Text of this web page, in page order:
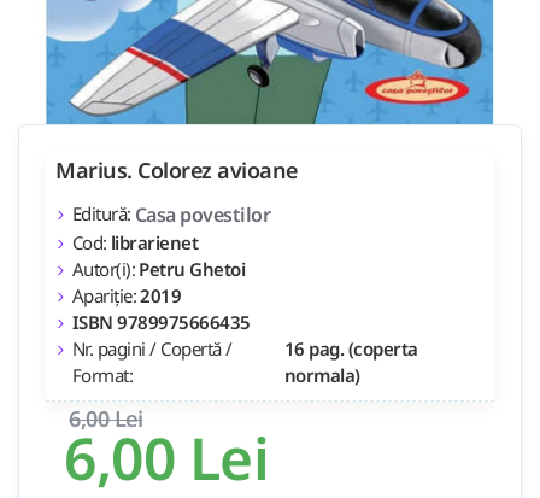
6,00 Lei
6,00 Lei
Marius. Colorez avioane
Editură: Casa povestilor
Cod: librarienet
Autor(i): Petru Ghetoi
Apariție:2019
ISBN 9789975666435
Nr. pagini / Copertă /
Format:
16 pag. (coperta
normala)